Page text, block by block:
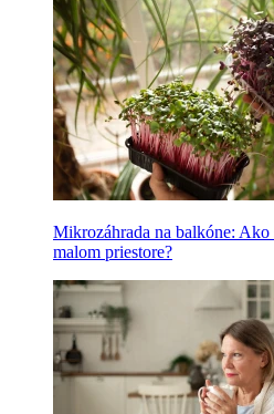
Mikrozáhrada na balkóne:
malom priestore?